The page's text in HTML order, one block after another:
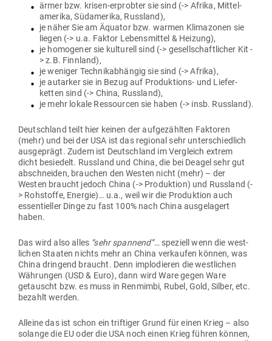
ärmer bzw. krisen-erprobter sie sind (-> Afrika, Mit­tel­
amerika, Süd­amerika, Russland),
je näher Sie am Äquator bzw. warmen Kli­ma­zonen sie
liegen (-> u.a. Faktor Lebens­mittel & Heizung),
je homo­gener sie kul­turell sind (-> gesell­schaft­licher Kit -
> z.B. Finnland),
je weniger Tech­nik­ab­hängig sie sind (-> Afrika),
je aut­arker sie in Bezug auf Pro­duk­tions- und Lie­fer­
ketten sind (-> China, Russland),
je mehr lokale Res­sourcen sie haben (-> insb. Russland).
Deutschland teilt hier keinen der auf­ge­zählten Fak­toren
(mehr) und bei der USA ist das regional sehr unter­schiedlich
aus­ge­prägt. Zudem ist Deutschland im Ver­gleich extrem
dicht besiedelt. Russland und China, die bei Deagel sehr gut
abschneiden, brauchen den Westen nicht (mehr) – der
Westen braucht jedoch China (-> Pro­duktion) und Russland (-
> Roh­stoffe, Energie)… u.a., weil wir die Pro­duktion auch
essen­ti­eller Dinge zu fast 100% nach China aus­ge­lagert
haben.
Das wird also alles “sehr spannend”… spe­ziell wenn die west­
lichen Staaten nichts mehr an China ver­kaufen können, was
China dringend braucht. Denn implo­dieren die west­lichen
Wäh­rungen (USD & Euro), dann wird Ware gegen Ware
getauscht bzw. es muss in Ren­mimbi, Rubel, Gold, Silber, etc.
bezahlt werden.
Alleine das ist schon ein trif­tiger Grund für einen Krieg – also
solange die EU oder die USA noch einen Krieg führen können,